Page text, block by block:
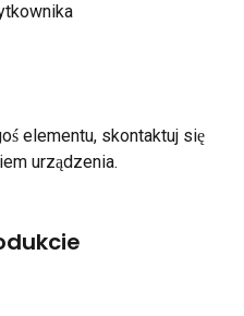
elementu, skontaktuj się
urządzenia.